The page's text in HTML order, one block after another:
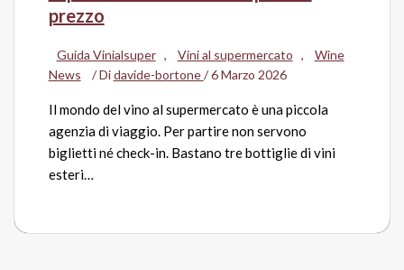
prezzo
Guida Vinialsuper , Vini al supermercato ,
Wine
News
/ Didavide-bortone/6 Marzo 2026
Il mondo del vino al supermercato è una piccola
agenzia di viaggio. Per partire non servono
biglietti né check-in. Bastano tre bottiglie di vini
esteri…